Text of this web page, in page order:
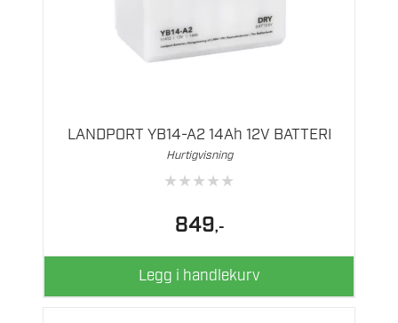
LANDPORT YB14-A2 14Ah 12V BATTERI
Hurtigvisning
★★★★★
849,-
Legg i handlekurv